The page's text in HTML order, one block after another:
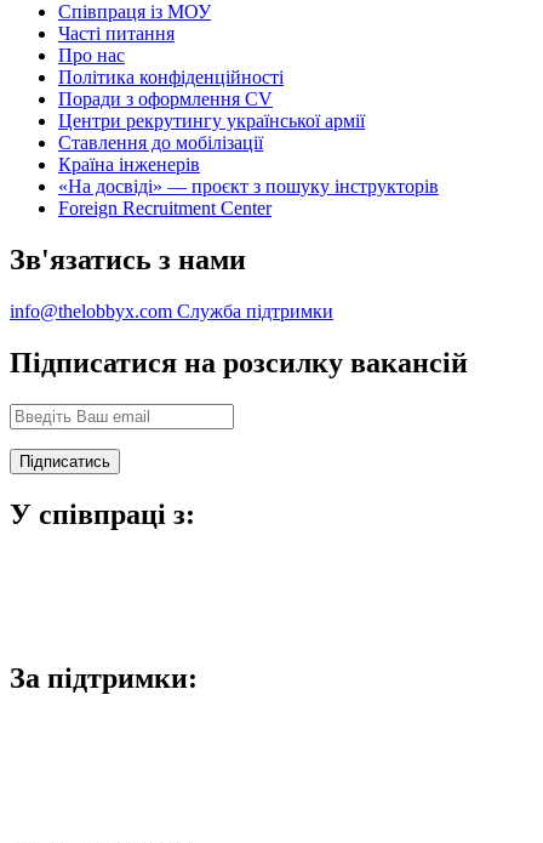
Співпраця із МОУ
Часті питання
Про нас
Політика конфіденційності
Поради з оформлення CV
Центри рекрутингу української армії
Ставлення до мобілізації
Країна інженерів
«На досвіді» — проєкт з пошуку інструкторів
Foreign Recruitment Center
Зв'язатись з нами
info@thelobbyx.com Служба підтримки
Підписатися на розсилку вакансій
У співпраці з:
За підтримки: